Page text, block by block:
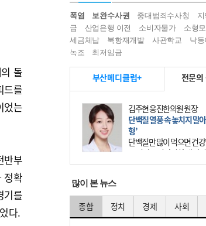
돌
드를
었는
반부
정확
기를
다.
폭염 보완수사권 중대범죄수사청
금
산업은행 이전 소비자물가
소형
세금체납
북항재개발 사관학교
낙
녹조
최저임금
부산메디클럽+ 전문의
김주현 웅진한의원 원장
단백질 열풍 속 놓치지 말
형’
단백질만 많이 먹으면 건
즘 건강을 이야기할 때 빠지
키워드가 단백질이다. 헬
많이 본 뉴스
종합 정치 경제 사회